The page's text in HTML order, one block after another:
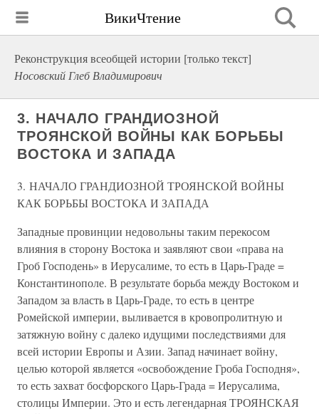
ВикиЧтение
Реконструкция всеобщей истории [только текст]
Носовский Глеб Владимирович
3. НАЧАЛО ГРАНДИОЗНОЙ
ТРОЯНСКОЙ ВОЙНЫ КАК БОРЬБЫ
ВОСТОКА И ЗАПАДА
3. НАЧАЛО ГРАНДИОЗНОЙ ТРОЯНСКОЙ ВОЙНЫ
КАК БОРЬБЫ ВОСТОКА И ЗАПАДА
Западные провинции недовольны таким перекосом
влияния в сторону Востока и заявляют свои «права на
Гроб Господень» в Иерусалиме, то есть в Царь-Граде =
Константинополе. В результате борьба между Востоком и
Западом за власть в Царь-Граде, то есть в центре
Ромейской империи, выливается в кровопролитную и
затяжную войну с далеко идущими последствиями для
всей истории Европы и Азии. Запад начинает войну,
целью которой является «освобождение Гроба Господня»,
то есть захват босфорского Царь-Града = Иерусалима,
столицы Империи. Это и есть легендарная ТРОЯНСКАЯ